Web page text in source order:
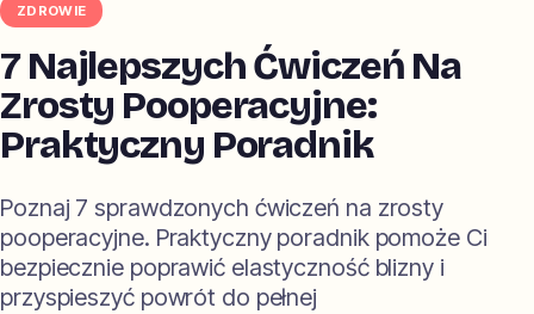
ZDROWIE
7 Najlepszych Ćwiczeń Na
Zrosty Pooperacyjne:
Praktyczny Poradnik
Poznaj 7 sprawdzonych ćwiczeń na zrosty
pooperacyjne. Praktyczny poradnik pomoże Ci
bezpiecznie poprawić elastyczność blizny i
przyspieszyć powrót do pełnej